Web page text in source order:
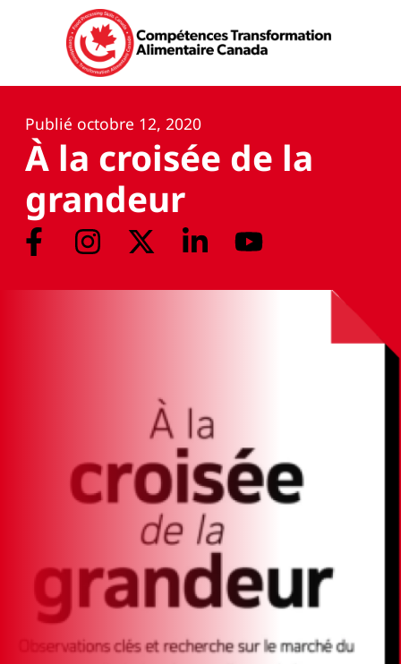
Publié octobre 12, 2020
À la croisée de la
grandeur